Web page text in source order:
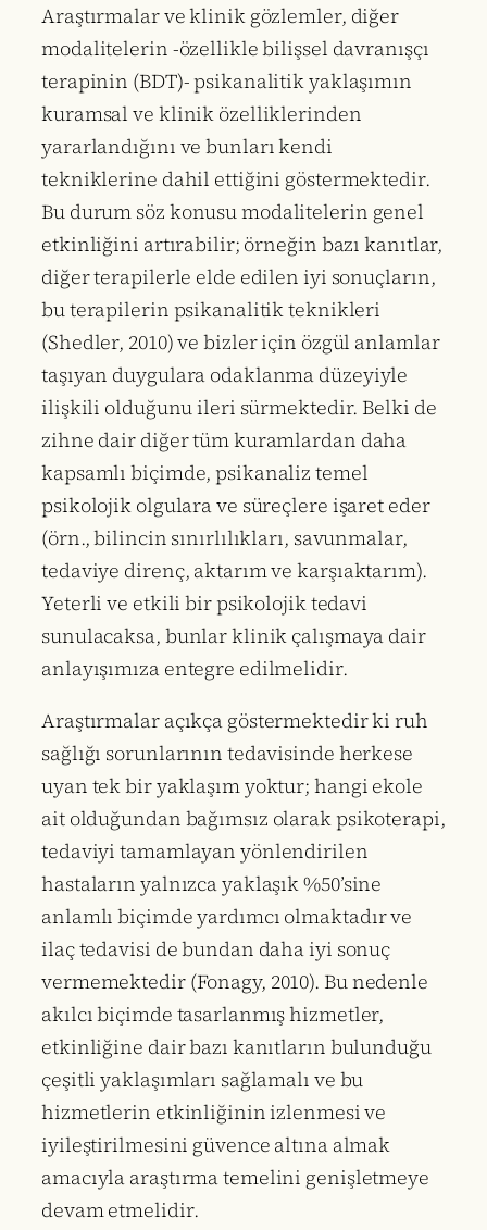
Araştırmalar ve klinik gözlemler, diğer
modalitelerin -özellikle bilişsel davranışçı
terapinin (BDT)- psikanalitik yaklaşımın
kuramsal ve klinik özelliklerinden
yararlandığını ve bunları kendi
tekniklerine dahil ettiğini göstermektedir.
Bu durum söz konusu modalitelerin genel
etkinliğini artırabilir; örneğin bazı kanıtlar,
diğer terapilerle elde edilen iyi sonuçların,
bu terapilerin psikanalitik teknikleri
(Shedler, 2010) ve bizler için özgül anlamlar
taşıyan duygulara odaklanma düzeyiyle
ilişkili olduğunu ileri sürmektedir. Belki de
zihne dair diğer tüm kuramlardan daha
kapsamlı biçimde, psikanaliz temel
psikolojik olgulara ve süreçlere işaret eder
(örn., bilincin sınırlılıkları, savunmalar,
tedaviye direnç, aktarım ve karşıaktarım).
Yeterli ve etkili bir psikolojik tedavi
sunulacaksa, bunlar klinik çalışmaya dair
anlayışımıza entegre edilmelidir.
Araştırmalar açıkça göstermektedir ki ruh
sağlığı sorunlarının tedavisinde herkese
uyan tek bir yaklaşım yoktur; hangi ekole
ait olduğundan bağımsız olarak psikoterapi,
tedaviyi tamamlayan yönlendirilen
hastaların yalnızca yaklaşık %50’sine
anlamlı biçimde yardımcı olmaktadır ve
ilaç tedavisi de bundan daha iyi sonuç
vermemektedir (Fonagy, 2010). Bu nedenle
akılcı biçimde tasarlanmış hizmetler,
etkinliğine dair bazı kanıtların bulunduğu
çeşitli yaklaşımları sağlamalı ve bu
hizmetlerin etkinliğinin izlenmesi ve
iyileştirilmesini güvence altına almak
amacıyla araştırma temelini genişletmeye
devam etmelidir.